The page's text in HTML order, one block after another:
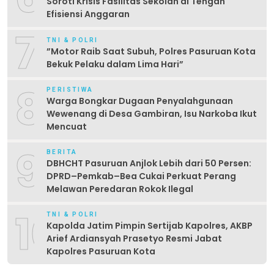
Efisiensi Anggaran
7 TNI & POLRI
‎”Motor Raib Saat Subuh, Polres Pasuruan Kota
Bekuk Pelaku dalam Lima Hari” ‎
8 PERISTIWA
Warga Bongkar Dugaan Penyalahgunaan
Wewenang di Desa Gambiran, Isu Narkoba Ikut
Mencuat
9 BERITA
DBHCHT Pasuruan Anjlok Lebih dari 50 Persen:
DPRD–Pemkab–Bea Cukai Perkuat Perang
Melawan Peredaran Rokok Ilegal
10TNI & POLRI
Kapolda Jatim Pimpin Sertijab Kapolres, AKBP
Arief Ardiansyah Prasetyo Resmi Jabat
Kapolres Pasuruan Kota